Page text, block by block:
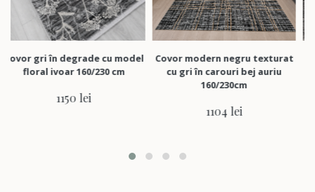
în degrade cu model
ivoar 160/230 cm
Covor modern negru texturat
cu gri în carouri bej auriu
160/230cm
Covor
în chenar